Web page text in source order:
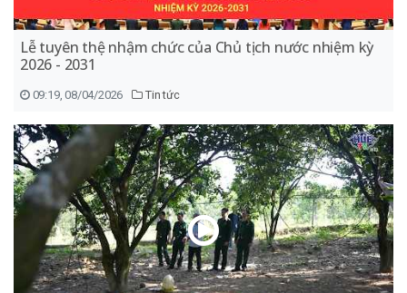
Lễ tuyên thệ nhậm chức của Chủ tịch nước nhiệm kỳ
2026 - 2031
09:19, 08/04/2026 Tin tức